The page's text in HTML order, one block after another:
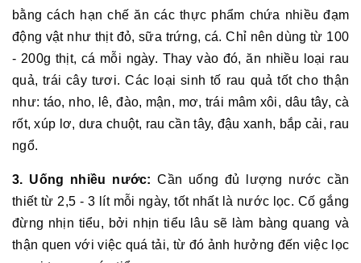
bằng cách hạn chế ăn các thực phẩm chứa nhiều đạm
động vật như thịt đỏ, sữa trứng, cá. Chỉ nên dùng từ 100
- 200g thịt, cá mỗi ngày. Thay vào đó, ăn nhiều loại rau
quả, trái cây tươi. Các loại sinh tố rau quả tốt cho thận
như: táo, nho, lê, đào, mận, mơ, trái mâm xôi, dâu tây, cà
rốt, xúp lơ, dưa chuột, rau cần tây, đậu xanh, bắp cải, rau
ngổ.
3. Uống nhiều nước: Cần uống đủ lượng nước cần
thiết từ 2,5 - 3 lít mỗi ngày, tốt nhất là nước lọc. Cố gắng
đừng nhịn tiểu, bởi nhịn tiểu lâu sẽ làm bàng quang và
thận quen với việc quá tải, từ đó ảnh hưởng đến việc lọc